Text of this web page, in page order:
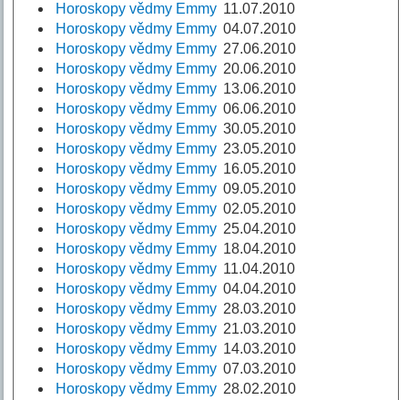
Horoskopy vědmy Emmy 11.07.2010
Horoskopy vědmy Emmy 04.07.2010
Horoskopy vědmy Emmy 27.06.2010
Horoskopy vědmy Emmy 20.06.2010
Horoskopy vědmy Emmy 13.06.2010
Horoskopy vědmy Emmy 06.06.2010
Horoskopy vědmy Emmy 30.05.2010
Horoskopy vědmy Emmy 23.05.2010
Horoskopy vědmy Emmy 16.05.2010
Horoskopy vědmy Emmy 09.05.2010
Horoskopy vědmy Emmy 02.05.2010
Horoskopy vědmy Emmy 25.04.2010
Horoskopy vědmy Emmy 18.04.2010
Horoskopy vědmy Emmy 11.04.2010
Horoskopy vědmy Emmy 04.04.2010
Horoskopy vědmy Emmy 28.03.2010
Horoskopy vědmy Emmy 21.03.2010
Horoskopy vědmy Emmy 14.03.2010
Horoskopy vědmy Emmy 07.03.2010
Horoskopy vědmy Emmy 28.02.2010